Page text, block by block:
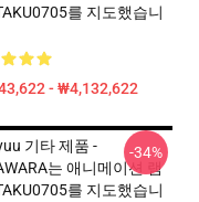
를 지도했습니
- ₩4,132,622
기타 제품 -
는 애니메이션 램
를 지도했습니
-34%